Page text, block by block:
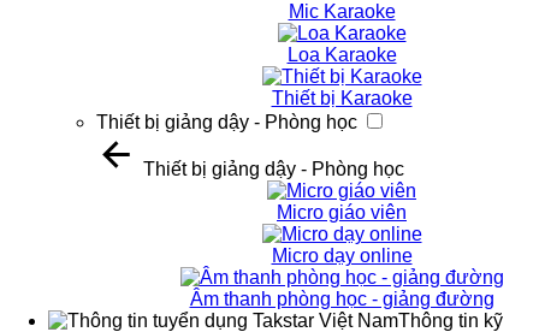
Mic Karaoke
Loa Karaoke
Thiết bị Karaoke
Thiết bị giảng dậy - Phòng học
Thiết bị giảng dậy - Phòng học
Micro giáo viên
Micro dạy online
Âm thanh phòng học - giảng đường
Thông tin kỹ